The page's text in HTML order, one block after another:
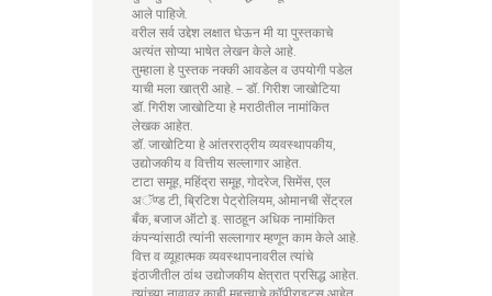
आले पाहिजे.
वरील सर्व उद्देश लक्षात घेऊन मी या पुस्तकाचे
अत्यंत सोप्या भाषेत लेखन केले आहे.
तुम्हाला हे पुस्तक नक्की आवडेल व उपयोगी पडेल
याची मला खात्री आहे. – डॉ. गिरीश जाखोटिया
डॉ. गिरीश जाखोटिया हे मराठीतील नामांकित
लेखक आहेत.
डॉ. जाखोटिया हे आंतरराठ्रीय व्यवस्थापकीय,
उद्योजकीय व वित्तीय सल्लागार आहेत.
टाटा समूह, महिंद्रा समूह, गोदरेज, सिमेंस, एल
अॅण्ड टी, ब्रिटिश पेट्रोलियम, ओमानची सेंट्रल
बँक, बजाज ऑटो इ. साठहून अधिक नामांकित
कंपन्यांसाठी त्यांनी सल्लागार म्हणून काम केले आहे.
वित्त व व्यूहात्मक व्यवस्थापनावरील त्यांचे
इंठाजीतील ठांथ उद्योजकीय क्षेत्रात प्रसिद्ध आहेत.